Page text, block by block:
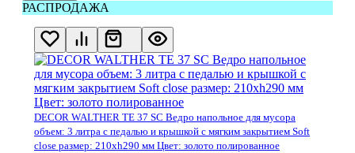
РАСПРОДАЖА
DECOR WALTHER TE 37 SC Ведро напольное для мусора
объем: 3 литра с педалью и крышкой с мягким закрытием Soft
close размер: 210хh290 мм Цвет: золото полированное